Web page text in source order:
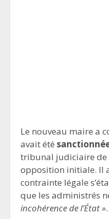
Le nouveau maire a
avait été
tribunal judiciaire de
opposition initiale. Il
contrainte légale
que les administrés
incohérence de l’État ».